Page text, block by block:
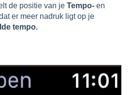
de positie van je Tempo- en
er meer nadruk ligt op je
tempo.